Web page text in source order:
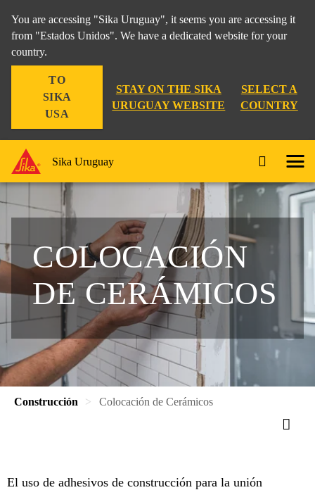
You are accessing "Sika Uruguay", it seems you are accessing it
from "Estados Unidos". We have a dedicated website for your
country.
TO
SIKA
USA
STAY ON THE SIKA
URUGUAY WEBSITE
SELECT A
COUNTRY
Sika Uruguay
COLOCACIÓN
DE CERÁMICOS
Construcción Colocación de Cerámicos
El uso de adhesivos de construcción para la unión